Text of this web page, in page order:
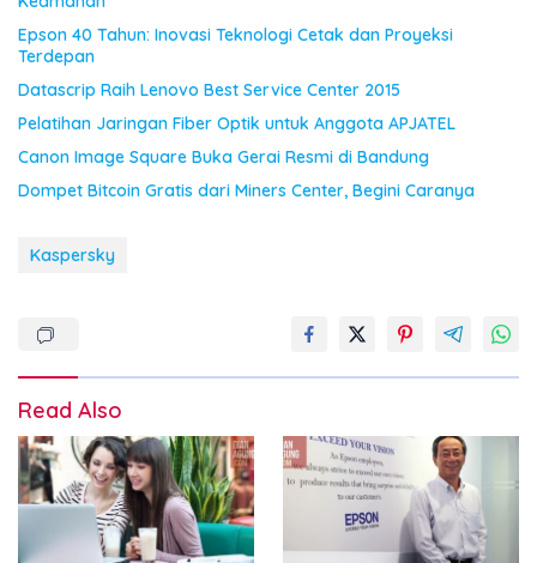
Epson 40 Tahun: Inovasi Teknologi Cetak dan Proyeksi
Terdepan
Datascrip Raih Lenovo Best Service Center 2015
Pelatihan Jaringan Fiber Optik untuk Anggota APJATEL
Canon Image Square Buka Gerai Resmi di Bandung
Dompet Bitcoin Gratis dari Miners Center, Begini Caranya
Kaspersky
Read Also